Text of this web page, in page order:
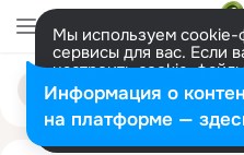
Мы используем cookie-
сервисы для вас. Если
настроить cookie-
представитель.
Разрешить все
Поиск
людям
lyubov klepikova
Информация о
на платформе —